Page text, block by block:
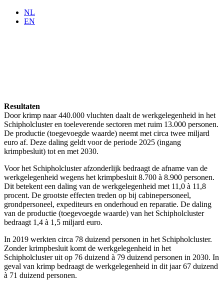
NL
EN
Resultaten
Door krimp naar 440.000 vluchten daalt de werkgelegenheid in het
Schipholcluster en toeleverende sectoren met ruim 13.000 personen.
De productie (toegevoegde waarde) neemt met circa twee miljard
euro af. Deze daling geldt voor de periode 2025 (ingang
krimpbesluit) tot en met 2030.
Voor het Schipholcluster afzonderlijk bedraagt de afname van de
werkgelegenheid wegens het krimpbesluit 8.700 à 8.900 personen.
Dit betekent een daling van de werkgelegenheid met 11,0 à 11,8
procent. De grootste effecten treden op bij cabinepersoneel,
grondpersoneel, expediteurs en onderhoud en reparatie. De daling
van de productie (toegevoegde waarde) van het Schipholcluster
bedraagt 1,4 à 1,5 miljard euro.
In 2019 werkten circa 78 duizend personen in het Schipholcluster.
Zonder krimpbesluit komt de werkgelegenheid in het
Schipholcluster uit op 76 duizend à 79 duizend personen in 2030. In
geval van krimp bedraagt de werkgelegenheid in dit jaar 67 duizend
à 71 duizend personen.